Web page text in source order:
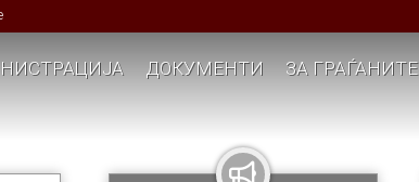
ДОКУМЕНТИ ЗА ГРАЃАНИТЕ